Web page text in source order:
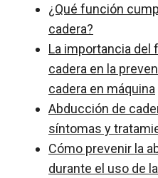
¿Qué función
cadera?
La importancia del
cadera en la
cadera en máquina
Abducción de
síntomas y
Cómo prevenir la
durante el uso de